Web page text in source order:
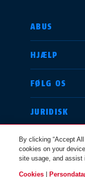
ABUS
HJÆLP
FØLG OS
JURIDISK
VÆLG DIT LAND
Canada
By clicking “Accept
cookies on your
site usage, and assist
Cookies